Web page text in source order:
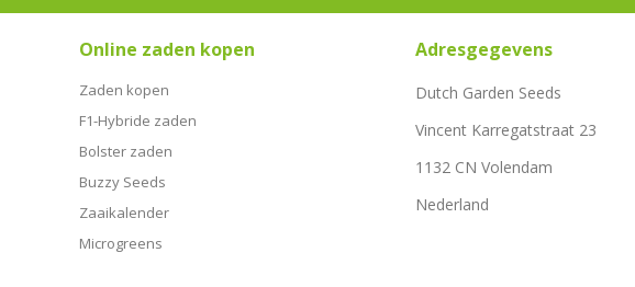
Online zaden kopen
Zaden kopen
F1-Hybride zaden
Bolster zaden
Buzzy Seeds
Zaaikalender
Microgreens
Adresgegevens
Dutch Garden Seeds
Vincent Karregatstraat 23
1132 CN Volendam
Nederland